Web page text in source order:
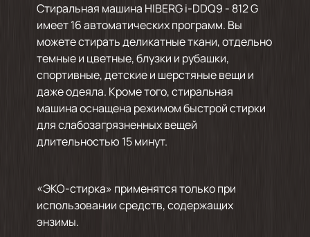
Стиральная машина HIBERG i-DDQ9 - 812 G
имеет 16 автоматических программ. Вы
можете стирать деликатные ткани, отдельно
темные и цветные, блузки и рубашки,
спортивные, детские и шерстяные вещи и
даже одеяла. Кроме того, стиральная
машина оснащена режимом быстрой стирки
для слабозагрязненных вещей
длительностью 15 минут.
«ЭКО-стирка» применятся только при
использовании средств, содержащих
энзимы.